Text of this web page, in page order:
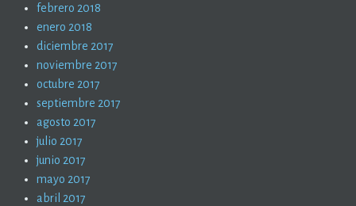
febrero 2018
enero 2018
diciembre 2017
noviembre 2017
octubre 2017
septiembre 2017
agosto 2017
julio 2017
junio 2017
mayo 2017
abril 2017